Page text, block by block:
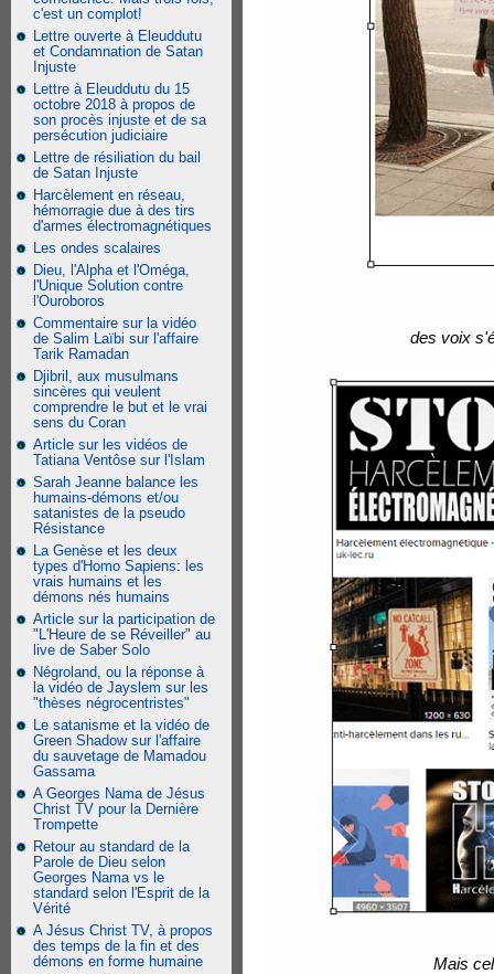
c'est un complot!
Lettre ouverte à Eleuddutu
et Condamnation de Satan
Injuste
Lettre à Eleuddutu du 15
octobre 2018 à propos de
son procès injuste et de sa
persécution judiciaire
Lettre de résiliation du bail
de Satan Injuste
Harcèlement en réseau,
hémorragie due à des tirs
d'armes électromagnétiques
Les ondes scalaires
Dieu, l'Alpha et l'Oméga,
l'Unique Solution contre
l'Ouroboros
Commentaire sur la vidéo
de Salim Laïbi sur l'affaire
Tarik Ramadan
Djibril, aux musulmans
sincères qui veulent
comprendre le but et le vrai
sens du Coran
Article sur les vidéos de
Tatiana Ventôse sur l'Islam
Sarah Jeanne balance les
humains-démons et/ou
satanistes de la pseudo
Résistance
La Genèse et les deux
types d'Homo Sapiens: les
vrais humains et les
démons nés humains
Article sur la participation de
"L'Heure de se Réveiller" au
live de Saber Solo
Négroland, ou la réponse à
la vidéo de Jayslem sur les
"thèses négrocentristes"
Le satanisme et la vidéo de
Green Shadow sur l'affaire
du sauvetage de Mamadou
Gassama
A Georges Nama de Jésus
Christ TV pour la Dernière
Trompette
Retour au standard de la
Parole de Dieu selon
Georges Nama vs le
standard selon l'Esprit de la
Vérité
A Jésus Christ TV, à propos
des temps de la fin et des
démons en forme humaine
des voix
Mais